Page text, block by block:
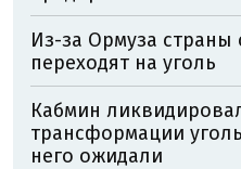
Из-за Ормуза страны
переходят на уголь
Кабмин
трансформации
него ожидали